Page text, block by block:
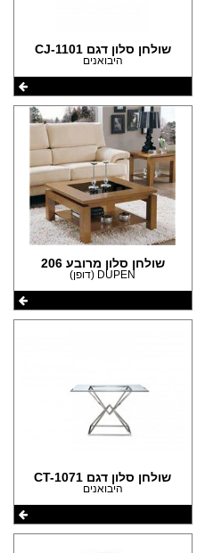
שולחן סלון דגם CJ-1101
היבואנים
שולחן סלון מרובע 206
DUPEN (דופן)
שולחן סלון דגם CT-1071
היבואנים